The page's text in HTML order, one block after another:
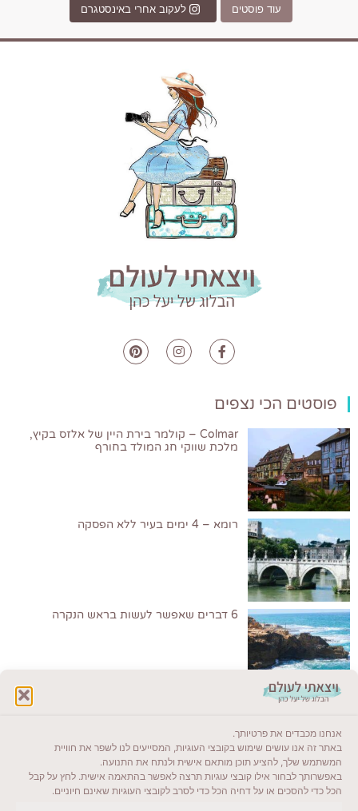
אנחנו מכבדים את פרטיותך.
באתר זה אנו עושים שימוש בקובצי העוגיות, המסייעים לנו לשפר את חוויית
המשתמש שלך, להציע תוכן מותאם אישית ולנתח את התנועה.
באפשרותך לבחור אילו קובצי עוגיות תרצה לאפשר בהתאמה אישית. לחץ על קבל
הכל כדי להסכים או על דחיה הכל כדי לסרב לקובצי העוגיות שאינם חיוניים.
עוד פוסטים לעקוב אחרי באינסטגרם
פוסטים הכי נצפים
Colmar – קולמר בירת היין של אלזס בקיץ,
מלכת שווקי חג המולד בחורף
רומא – 4 ימים בעיר ללא הפסקה
6 דברים שאפשר לעשות בראש הנקרה
ייעדים מומלצים
מדריכים ועזרים